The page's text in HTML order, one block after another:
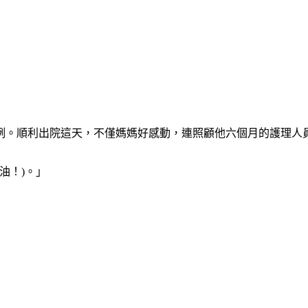
順利出院這天，不僅媽媽好感動，連照顧他六個月的護理人
！)。」